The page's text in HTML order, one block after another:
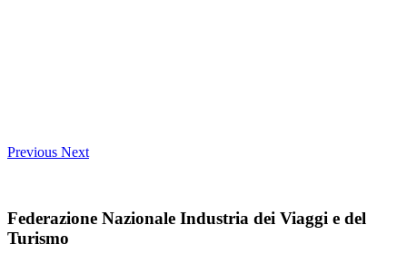
Previous Next
Federazione Nazionale Industria dei Viaggi e del
Turismo